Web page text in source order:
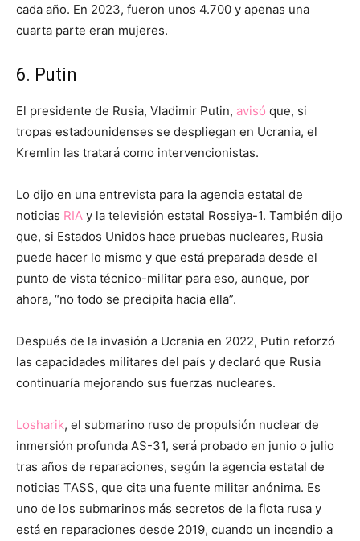
cada año. En 2023, fueron unos 4.700 y apenas una
cuarta parte eran mujeres.
6. Putin
El presidente de Rusia, Vladimir Putin, avisó que, si
tropas estadounidenses se despliegan en Ucrania, el
Kremlin las tratará como intervencionistas.
Lo dijo en una entrevista para la agencia estatal de
noticias RIA y la televisión estatal Rossiya-1. También dijo
que, si Estados Unidos hace pruebas nucleares, Rusia
puede hacer lo mismo y que está preparada desde el
punto de vista técnico-militar para eso, aunque, por
ahora, “no todo se precipita hacia ella”.
Después de la invasión a Ucrania en 2022, Putin reforzó
las capacidades militares del país y declaró que Rusia
continuaría mejorando sus fuerzas nucleares.
Losharik, el submarino ruso de propulsión nuclear de
inmersión profunda AS-31, será probado en junio o julio
tras años de reparaciones, según la agencia estatal de
noticias TASS, que cita una fuente militar anónima. Es
uno de los submarinos más secretos de la flota rusa y
está en reparaciones desde 2019, cuando un incendio a